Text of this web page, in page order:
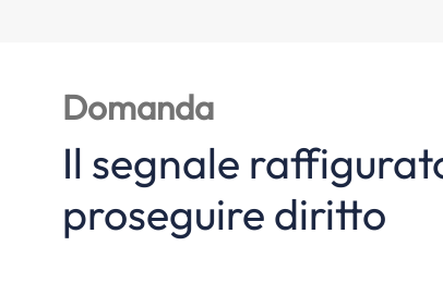
Domanda
Il segnale
proseguire diritto